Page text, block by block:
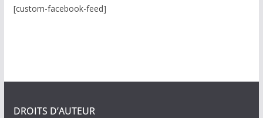
[custom-facebook-feed]
DROITS D’AUTEUR